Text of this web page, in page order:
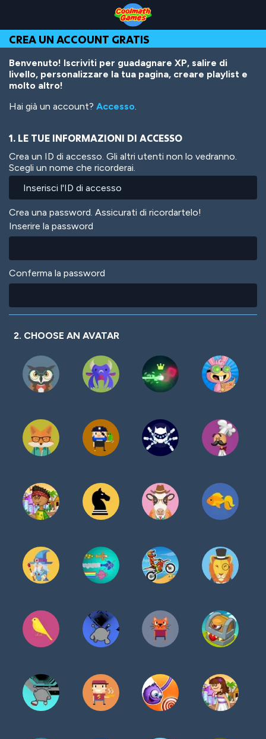
Top
of
Page
Navigation
Main
Content
Footer
contenuto
principale
CREA UN ACCOUNT GRATIS
Benvenuto! Iscriviti per guadagnare XP, salire di
livello, personalizzare la tua pagina, creare playlist e
molto altro!
Hai già un account? Accesso.
1. LE TUE INFORMAZIONI DI ACCESSO
Crea un ID di accesso. Gli altri utenti non lo vedranno.
Scegli un nome che ricorderai.
Crea una password. Assicurati di ricordartelo!
Inserire la password
Conferma la password
2. CHOOSE AN AVATAR